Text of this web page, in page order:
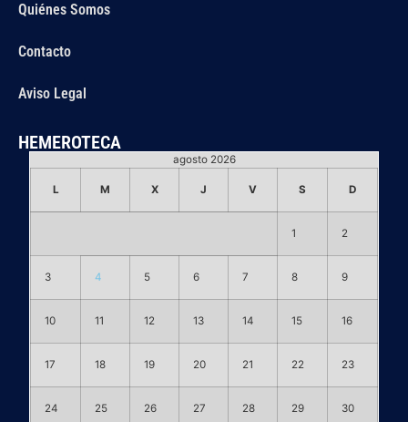
Quiénes Somos
Contacto
Aviso Legal
HEMEROTECA
agosto 2026
L M X J V S D
1 2
3 4 5 6 7 8 9
10 11 12 13 14 15 16
17 18 19 20 21 22 23
24 25 26 27 28 29 30